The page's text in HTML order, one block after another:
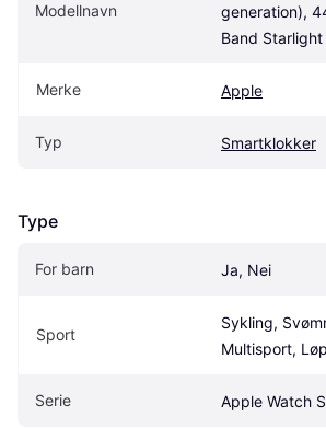
Modellnavn
generation),
Band Starlight
Merke Apple
Typ Smartklokker
Type
For barn Ja, Nei
Sport
Sykling,
Multisport,
Serie Apple Watch